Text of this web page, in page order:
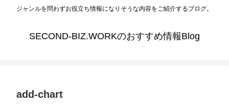
ジャンルを問わずお役立ち情報になりそうな内容をご紹介するブログ。
SECOND-BIZ.WORKのおすすめ情報Blog
add-chart